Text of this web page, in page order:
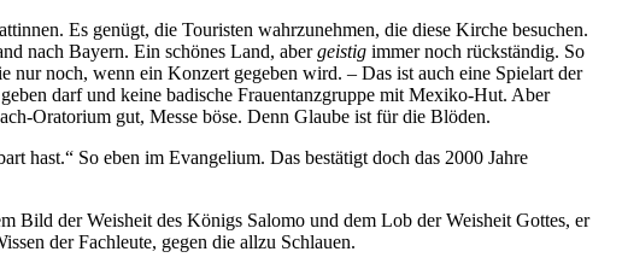
Es genügt, die Touristen wahrzunehmen, die diese Kirche besuchen.
nach Bayern. Ein schönes Land, abergeistig immer noch rückständig. So
nur noch, wenn ein Konzert gegeben wird. – Das ist auch eine Spielart der
darf und keine badische Frauentanzgruppe mit Mexiko-Hut. Aber
Oratorium gut, Messe böse. Denn Glaube ist für die Blöden.
hast.“ So eben im Evangelium. Das bestätigt doch das 2000 Jahre
Bild der Weisheit des Königs Salomo und dem Lob der Weisheit Gottes, er
der Fachleute, gegen die allzu Schlauen.